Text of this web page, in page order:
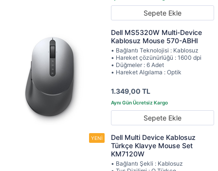
Sepete Ekle
Dell MS5320W Multi-Device
Kablosuz Mouse 570-ABHI
• Bağlantı Teknolojisi : Kablosuz
• Hareket çözünürlüğü : 1600 dpi
• Düğmeler : 6 Adet
• Hareket Algılama : Optik
1.349,00 TL
Sepete Ekle
Dell Multi Device Kablosuz
Türkçe Klavye Mouse Set
KM7120W
• Bağlantı Şekli : Kablosuz